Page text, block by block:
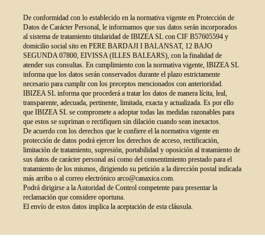
De conformidad con lo establecido en la normativa vigente en Protección de
Datos de Carácter Personal, le informamos que sus datos serán incorporados
al sistema de tratamiento titularidad de IBIZEA SL con CIF B57605594 y
domicilio social sito en PERE BARDAJI I BALANSAT, 12 BAJO
SEGUNDA 07800, EIVISSA (ILLES BALEARS), con la finalidad de
atender sus consultas. En cumplimiento con la normativa vigente, IBIZEA SL
informa que los datos serán conservados durante el plazo estrictamente
necesario para cumplir con los preceptos mencionados con anterioridad.
IBIZEA SL informa que procederá a tratar los datos de manera lícita, leal,
transparente, adecuada, pertinente, limitada, exacta y actualizada. Es por ello
que IBIZEA SL se compromete a adoptar todas las medidas razonables para
que estos se supriman o rectifiquen sin dilación cuando sean inexactos.
De acuerdo con los derechos que le confiere el la normativa vigente en
protección de datos podrá ejercer los derechos de acceso, rectificación,
limitación de tratamiento, supresión, portabilidad y oposición al tratamiento de
sus datos de carácter personal así como del consentimiento prestado para el
tratamiento de los mismos, dirigiendo su petición a la dirección postal indicada
más arriba o al correo electrónico arco@canaxica.com.
Podrá dirigirse a la Autoridad de Control competente para presentar la
reclamación que considere oportuna.
El envío de estos datos implica la aceptación de esta cláusula.